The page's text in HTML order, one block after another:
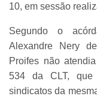
10, em sessão
Segundo o
Alexandre Nery
Proifes não
534 da CLT,
sindicatos da